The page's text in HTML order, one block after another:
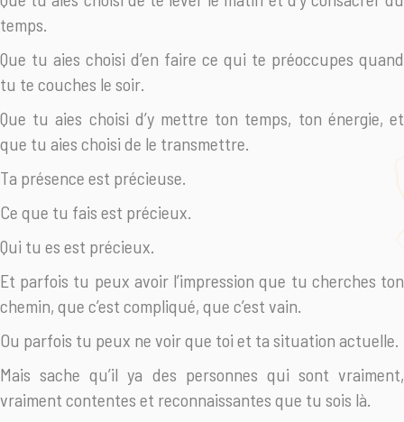
temps.
Que tu aies choisi d’en faire ce qui te préoccupes quand
tu te couches le soir.
Que tu aies choisi d’y mettre ton temps, ton énergie, et
que tu aies choisi de le transmettre.
Ta présence est précieuse.
Ce que tu fais est précieux.
Qui tu es est précieux.
Et parfois tu peux avoir l’impression que tu cherches ton
chemin, que c’est compliqué, que c’est vain.
Ou parfois tu peux ne voir que toi et ta situation actuelle.
Mais sache qu’il ya des personnes qui sont vraiment,
vraiment contentes et reconnaissantes que tu sois là.